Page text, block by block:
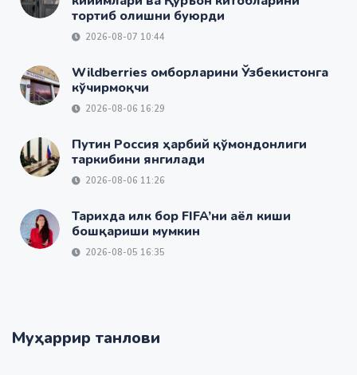
тортиб олишни буюрди
2026-08-07 10:44
Wildberries омборларини Ўзбекистонга
кўчирмоқчи
2026-08-06 16:29
Путин Россия ҳарбий қўмондонлиги
таркибини янгилади
2026-08-06 11:26
Тарихда илк бор FIFA’ни аёл киши
бошқариши мумкин
2026-08-05 16:35
Муҳаррир танлови